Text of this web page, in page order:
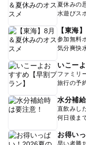
夏休みの
水遊びス
【東海
参加無料
気分爽快
いこー
ファミリ
旅行の予
水分補
直飲みし
何日後ま
お得い
早い者勝